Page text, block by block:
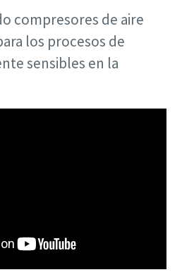
compresores de aire
los procesos de
sensibles en la